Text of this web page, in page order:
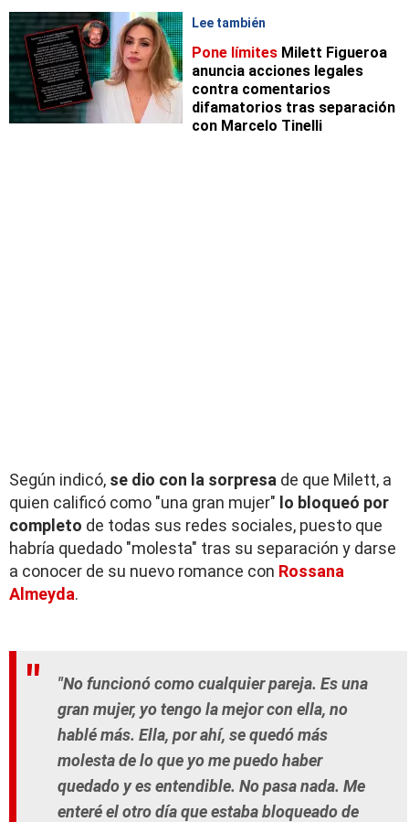
Lee también
Pone límites Milett Figueroa
anuncia acciones legales
contra comentarios
difamatorios tras separación
con Marcelo Tinelli
Según indicó, se dio con la sorpresa de que Milett, a
quien calificó como "una gran mujer" lo bloqueó por
completo de todas sus redes sociales, puesto que
habría quedado "molesta" tras su separación y darse
a conocer de su nuevo romance con Rossana
Almeyda.
"No funcionó como cualquier pareja. Es una
gran mujer, yo tengo la mejor con ella, no
hablé más. Ella, por ahí, se quedó más
molesta de lo que yo me puedo haber
quedado y es entendible. No pasa nada. Me
enteré el otro día que estaba bloqueado de